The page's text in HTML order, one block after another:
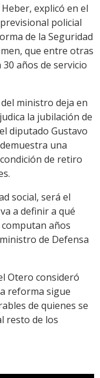
explicó en el
policial
de la Seguridad
que entre otras
años de servicio
ministro deja en
la jubilación de
diputado Gustavo
una
de retiro
social, será el
a definir a qué
años
de Defensa
Otero consideró
reforma sigue
de quienes se
resto de los